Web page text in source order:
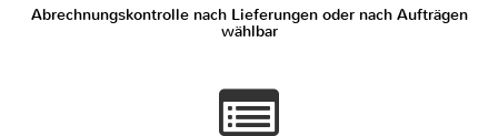
Abrechnungskontrolle nach Lieferungen oder nach Aufträgen
wählbar